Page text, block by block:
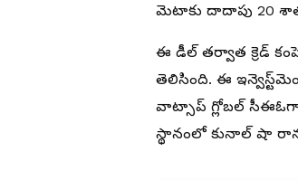
మెటాకు దాదాపు 20
ఈ డీల్ తర్వాత క్రెడ్
తెలిసింది. ఈ
వాట్సాప్ గ్లోబల్ సీఈఓగా
స్థానంలో కునాల్ షా